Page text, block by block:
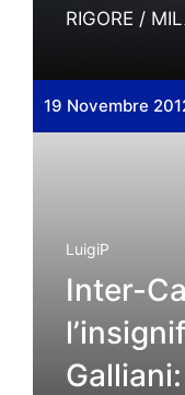
RIGORE /
19 Novembre
LuigiP
Inter-